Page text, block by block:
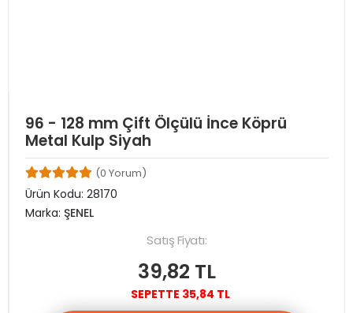
96 - 128 mm Çift Ölçülü İnce Köprü
Metal Kulp Siyah
(0 Yorum)
Ürün Kodu: 28170
Marka: ŞENEL
Satış Fiyatı:
39,82 TL
SEPETTE 35,84 TL